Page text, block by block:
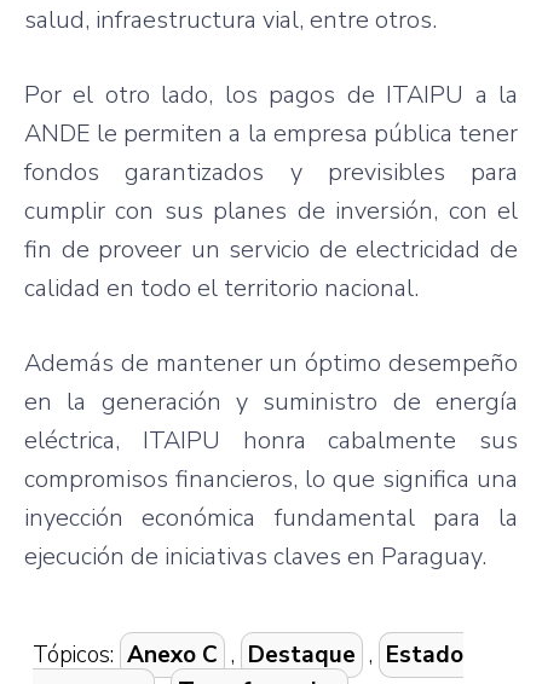
salud, infraestructura vial, entre otros.
Por el otro lado, los pagos de ITAIPU a la
ANDE le permiten a la empresa pública tener
fondos garantizados y previsibles para
cumplir con sus planes de inversión, con el
fin de proveer un servicio de electricidad de
calidad en todo el territorio nacional.
Además de mantener un óptimo desempeño
en la generación y suministro de energía
eléctrica, ITAIPU honra cabalmente sus
compromisos financieros, lo que significa una
inyección económica fundamental para la
ejecución de iniciativas claves en Paraguay.
Tópicos: Anexo C , Destaque , Estado